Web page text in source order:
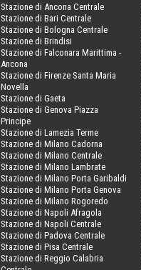
Stazione di Ancona Centrale
Stazione di Bari Centrale
Stazione di Bologna Centrale
Stazione di Brindisi
Stazione di Falconara Marittima -
Ancona
Stazione di Firenze Santa Maria
Novella
Stazione di Gaeta
Stazione di Genova Piazza
Principe
Stazione di Lamezia Terme
Stazione di Milano Cadorna
Stazione di Milano Centrale
Stazione di Milano Lambrate
Stazione di Milano Porta Garibaldi
Stazione di Milano Porta Genova
Stazione di Milano Rogoredo
Stazione di Napoli Afragola
Stazione di Napoli Centrale
Stazione di Padova Centrale
Stazione di Pisa Centrale
Stazione di Reggio Calabria